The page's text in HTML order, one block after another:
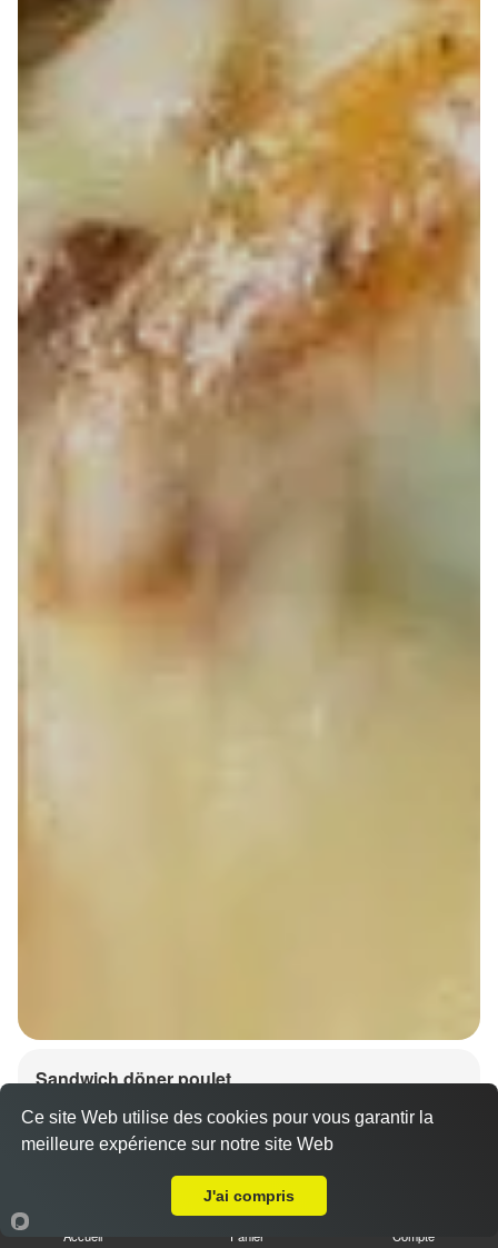
Sandwich döner poulet
Dès7.00 €
Accueil Panier Compte
Ce site Web utilise des cookies pour vous garantir la
meilleure expérience sur notre site Web
J'ai compris